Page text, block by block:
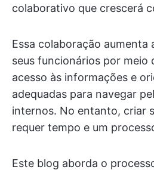
colaborativo que crescerá
Essa colaboração aumenta
seus funcionários por meio
acesso às informações e
adequadas para navegar
internos. No entanto, criar
requer tempo e um
Este blog aborda o